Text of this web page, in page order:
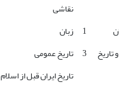
نقاشی
1 زبان
تاریخ
3 تاریخ عمومی
تاریخ ایران قبل از اسلام